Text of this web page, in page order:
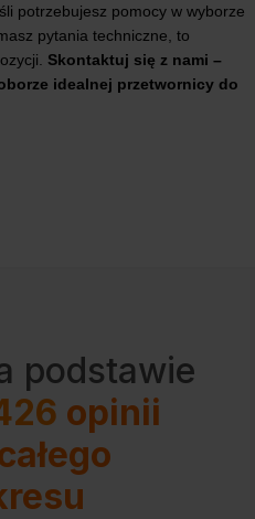
potrzebujesz pomocy w wyborze
pytania techniczne, to
Skontaktuj się z nami –
idealnej przetwornicy do
podstawie
opinii